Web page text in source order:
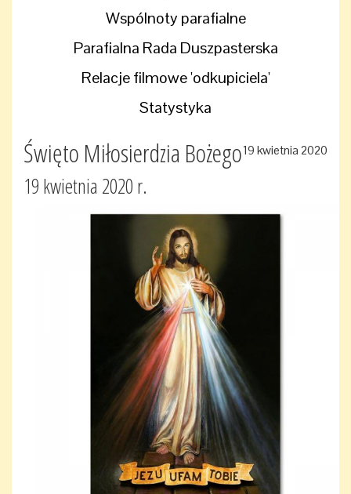
Wspólnoty parafialne
Parafialna Rada Duszpasterska
Relacje filmowe 'odkupiciela'
Statystyka
19 kwietnia 2020
Święto Miłosierdzia Bożego
19 kwietnia 2020 r.